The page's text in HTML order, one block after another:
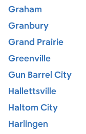
Graham
Granbury
Grand Prairie
Greenville
Gun Barrel City
Hallettsville
Haltom City
Harlingen